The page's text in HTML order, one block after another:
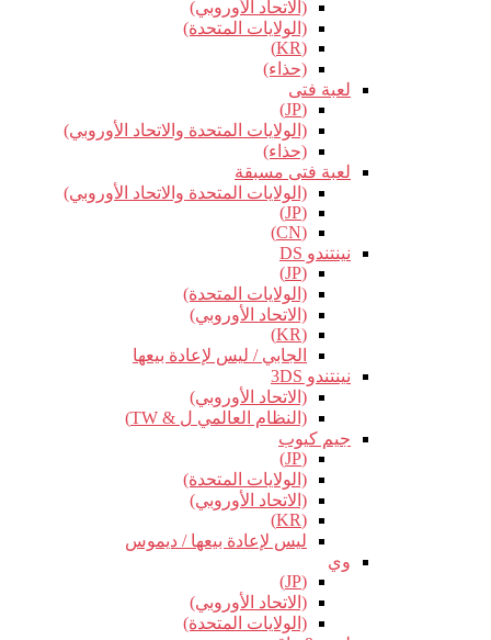
(الاتحاد الأوروبي)
(الولايات المتحدة)
(KR)
(حذاء)
لعبة فتى
(JP)
(الولايات المتحدة والاتحاد الأوروبي)
(حذاء)
لعبة فتى مسبقة
(الولايات المتحدة والاتحاد الأوروبي)
(JP)
(CN)
نينتندو DS
(JP)
(الولايات المتحدة)
(الاتحاد الأوروبي)
(KR)
الجابي / ليس لإعادة بيعها
نينتندو 3DS
(الاتحاد الأوروبي)
(النظام العالمي ل & TW)
جيم كيوب
(JP)
(الولايات المتحدة)
(الاتحاد الأوروبي)
(KR)
ليس لإعادة بيعها / ديموس
وي
(JP)
(الاتحاد الأوروبي)
(الولايات المتحدة)